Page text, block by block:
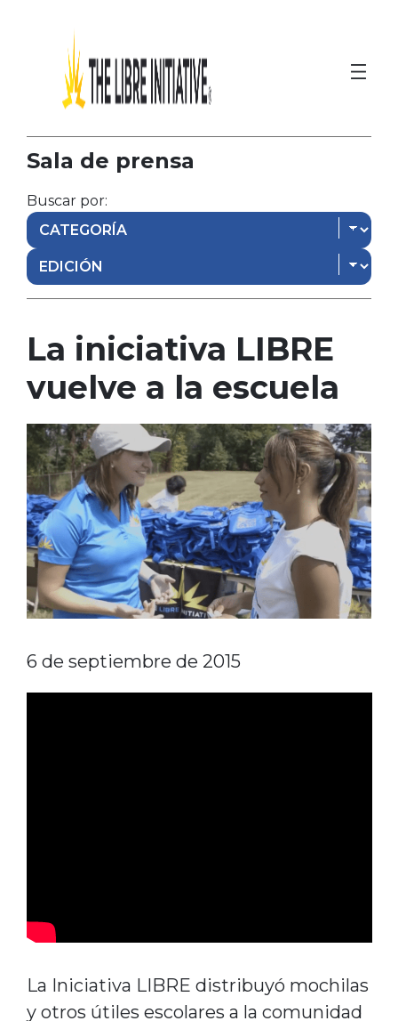
Sala de prensa
Buscar por:
La iniciativa LIBRE
vuelve a la escuela
6 de septiembre de 2015
La Iniciativa LIBRE distribuyó mochilas
y otros útiles escolares a la comunidad